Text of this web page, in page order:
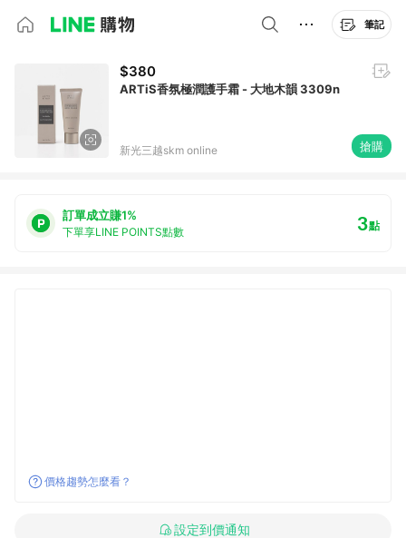
筆記
$380
ARTiS香氛極潤護手霜 - 大地木韻 3309n
新光三越skm online 搶購
訂單成立賺1%
下單享LINE POINTS點數 3點
價格趨勢怎麼看？
設定到價通知